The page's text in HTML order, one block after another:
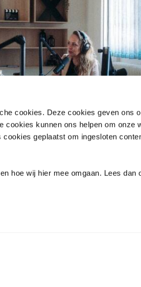
cookies. Deze cookies geven ons
cookies kunnen ons helpen om onze
geplaatst om ingesloten
hoe wij hier mee omgaan. Lees dan